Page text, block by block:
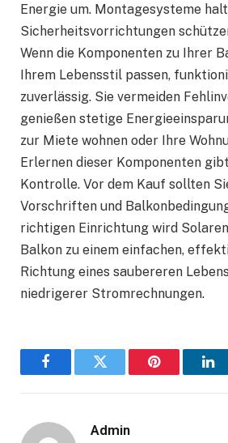
Energie um. Montagesysteme
Sicherheitsvorrichtungen
Wenn die Komponenten zu Ihrer
Ihrem Lebensstil passen,
zuverlässig. Sie vermeiden
genießen stetige
zur Miete wohnen oder Ihre
Erlernen dieser Komponenten
Kontrolle. Vor dem Kauf sollten
Vorschriften und
richtigen Einrichtung wird
Balkon zu einem einfachen,
Richtung eines saubereren
niedrigerer Stromrechnungen.
FacebookTwitter Pinterest
Admin